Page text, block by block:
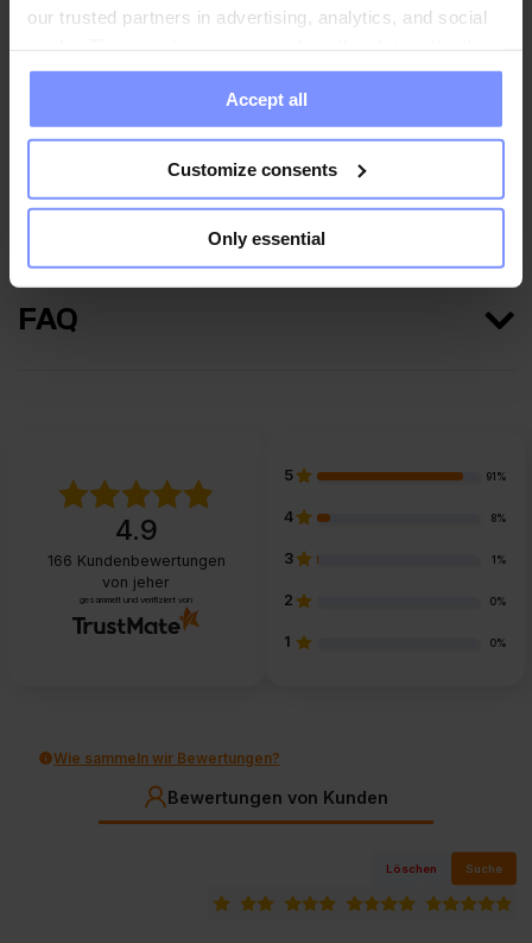
our trusted partners in advertising, analytics, and social
information you have provided to them or that they have
collected when you use their services. Do you agree?
Accept all
Customize consents
Only essential
Nährwertinformationen
Parameter
Hersteller
FAQ
4.9
166 Kundenbewertungen
von jeher
gesammelt und verifiziert von
5 91%
4 8%
3 1%
2 0%
1 0%
Wie sammeln wir Bewertungen?
Bewertungen von Kunden
Löschen Suche